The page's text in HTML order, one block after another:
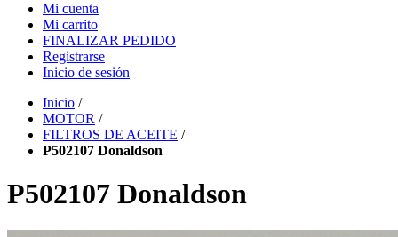
Mi cuenta
Mi carrito
FINALIZAR PEDIDO
Registrarse
Inicio de sesión
Inicio /
MOTOR /
FILTROS DE ACEITE /
P502107 Donaldson
P502107 Donaldson